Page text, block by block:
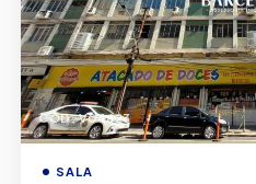
CÓD. V04623
SALA